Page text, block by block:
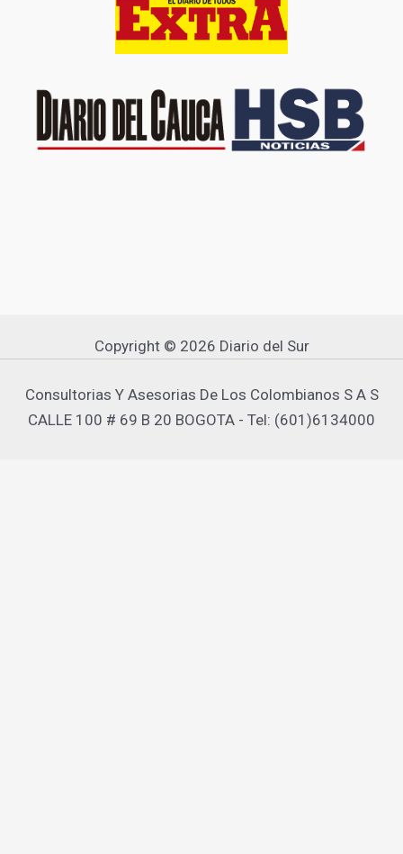
Copyright © 2026 Diario del Sur
Consultorias Y Asesorias De Los Colombianos S A S
CALLE 100 # 69 B 20 BOGOTA - Tel: (601)6134000